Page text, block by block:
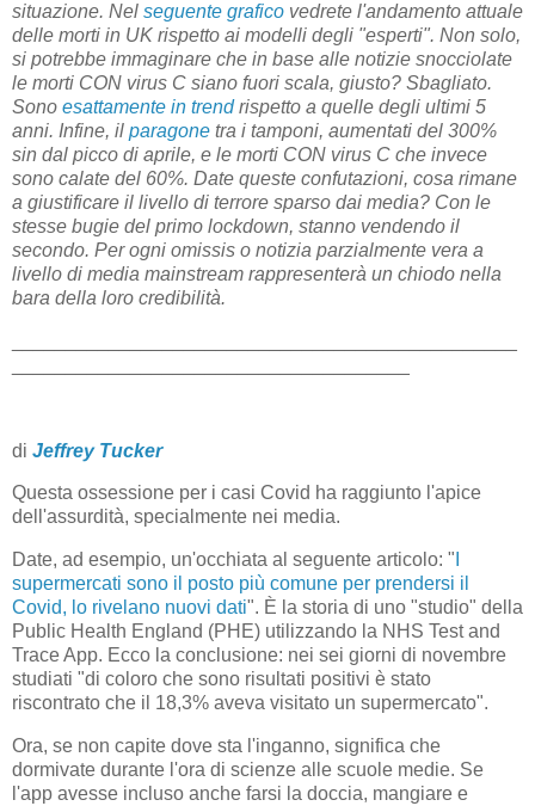
situazione. Nel seguente grafico vedrete l'andamento attuale
delle morti in UK rispetto ai modelli degli "esperti". Non solo,
si potrebbe immaginare che in base alle notizie snocciolate
le morti CON virus C siano fuori scala, giusto? Sbagliato.
Sono esattamente in trendrispetto a quelle degli ultimi 5
anni. Infine, il paragone tra i tamponi, aumentati del 300%
sin dal picco di aprile, e le morti CON virus C che invece
sono calate del 60%. Date queste confutazioni, cosa rimane
a giustificare il livello di terrore sparso dai media? Con le
stesse bugie del primo lockdown, stanno vendendo il
secondo. Per ogni omissis o notizia parzialmente vera a
livello di media mainstream rappresenterà un chiodo nella
bara della loro credibilità.
di Jeffrey Tucker
Questa ossessione per i casi Covid ha raggiunto l'apice
dell'assurdità, specialmente nei media.
Date, ad esempio, un'occhiata al seguente articolo: "
supermercati sono il posto più comune per prendersi il
Covid, lo rivelano nuovi dati". È la storia di uno "studio" della
Public Health England (PHE) utilizzando la NHS Test and
Trace App. Ecco la conclusione: nei sei giorni di novembre
studiati "di coloro che sono risultati positivi è stato
riscontrato che il 18,3% aveva visitato un supermercato".
Ora, se non capite dove sta l'inganno, significa che
dormivate durante l'ora di scienze alle scuole medie. Se
l'app avesse incluso anche farsi la doccia, mangiare e